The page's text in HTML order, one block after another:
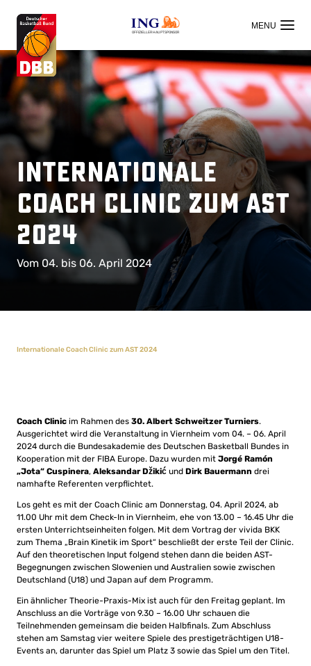
OFFIZIELLER HAUPTSPONSOR
Internationale
Coach Clinic zum AST
2024
Vom 04. bis 06. April 2024
Internationale Coach Clinic zum AST 2024
Coach Clinic im Rahmen des 30. Albert Schweitzer Turniers.
Ausgerichtet wird die Veranstaltung in Viernheim vom 04. – 06. April
2024 durch die Bundesakademie des Deutschen Basketball Bundes in
Kooperation mit der FIBA Europe. Dazu wurden mit Jorgé Ramón
„Jota“ Cuspinera, Aleksandar Džikić und Dirk Bauermann drei
namhafte Referenten verpflichtet.
Los geht es mit der Coach Clinic am Donnerstag, 04. April 2024, ab
11.00 Uhr mit dem Check-In in Viernheim, ehe von 13.00 – 16.45 Uhr die
ersten Unterrichtseinheiten folgen. Mit dem Vortrag der vivida BKK
zum Thema „Brain Kinetik im Sport“ beschließt der erste Teil der Clinic.
Auf den theoretischen Input folgend stehen dann die beiden AST-
Begegnungen zwischen Slowenien und Australien sowie zwischen
Deutschland (U18) und Japan auf dem Programm.
Ein ähnlicher Theorie-Praxis-Mix ist auch für den Freitag geplant. Im
Anschluss an die Vorträge von 9.30 – 16.00 Uhr schauen die
Teilnehmenden gemeinsam die beiden Halbfinals. Zum Abschluss
stehen am Samstag vier weitere Spiele des prestigeträchtigen U18-
Events an, darunter das Spiel um Platz 3 sowie das Spiel um den Titel.